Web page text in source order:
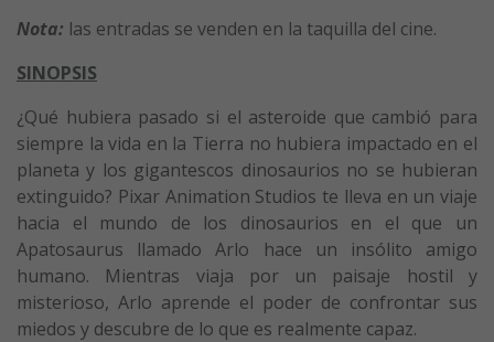
Nota: las entradas se venden en la taquilla del cine.
SINOPSIS
¿Qué hubiera pasado si el asteroide que cambió para
siempre la vida en la Tierra no hubiera impactado en el
planeta y los gigantescos dinosaurios no se hubieran
extinguido? Pixar Animation Studios te lleva en un viaje
hacia el mundo de los dinosaurios en el que un
Apatosaurus llamado Arlo hace un insólito amigo
humano. Mientras viaja por un paisaje hostil y
misterioso, Arlo aprende el poder de confrontar sus
miedos y descubre de lo que es realmente capaz.